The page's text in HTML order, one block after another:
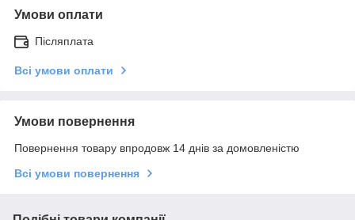
Умови оплати
Післяплата
Всі умови оплати
Умови повернення
Повернення товару впродовж 14 днів за домовленістю
Всі умови повернення